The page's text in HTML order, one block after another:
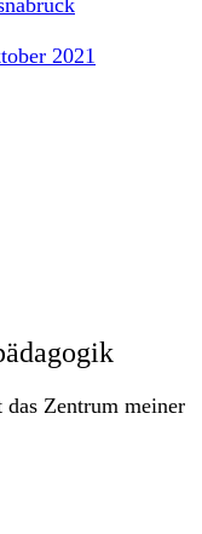
2021
Zentrum meiner